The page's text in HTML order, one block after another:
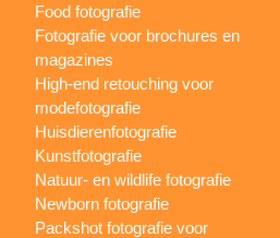
Food fotografie
Fotografie voor brochures en
magazines
High-end retouching voor
modefotografie
Huisdierenfotografie
Kunstfotografie
Natuur- en wildlife fotografie
Newborn fotografie
Packshot fotografie voor